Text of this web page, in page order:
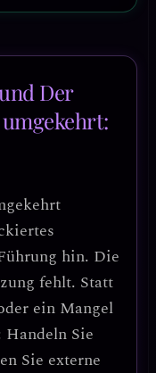
Der
hin. Die
fehlt. Statt
ein Mangel
Sie
Sie externe